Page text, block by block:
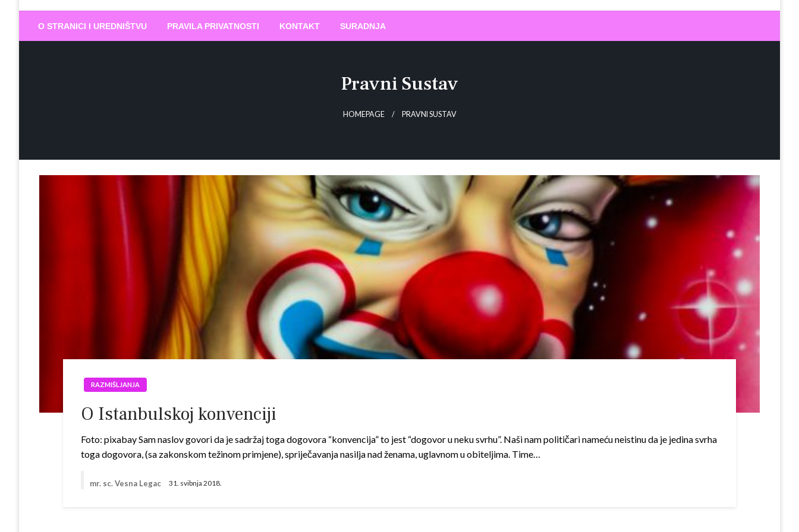
Biram DOBRO
O STRANICI I UREDNIŠTVU PRAVILA PRIVATNOSTI KONTAKT SURADNJA
Pravni Sustav
HOMEPAGE PRAVNI SUSTAV
RAZMIŠLJANJA
O Istanbulskoj konvenciji
Foto: pixabay Sam naslov govori da je sadržaj toga dogovora “konvencija” to jest “dogovor u neku svrhu”. Naši nam političari nameću neistinu da je jedina svrha
toga dogovora, (sa zakonskom težinom primjene), spriječavanja nasilja nad ženama, uglavnom u obiteljima. Time…
mr. sc. Vesna Legac 31. svibnja 2018.